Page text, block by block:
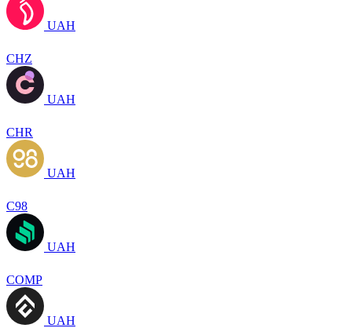
UAH
CHZ
UAH
CHR
UAH
C98
UAH
COMP
UAH